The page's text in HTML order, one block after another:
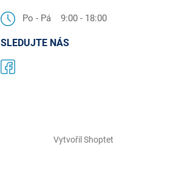
Po - Pá 9:00 - 18:00
SLEDUJTE NÁS
Vytvořil Shoptet